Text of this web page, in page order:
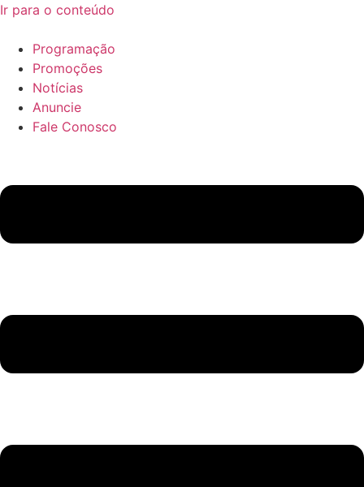
Ir para o conteúdo
Programação
Promoções
Notícias
Anuncie
Fale Conosco